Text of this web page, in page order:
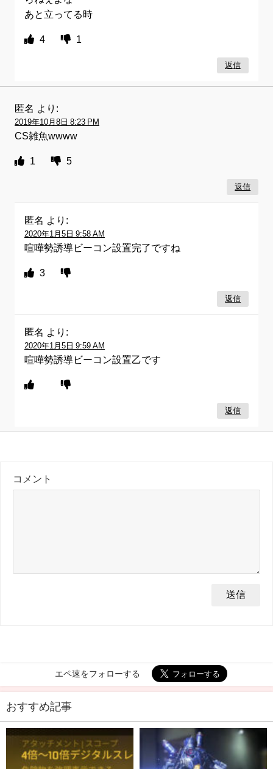
あと立ってる時
4 1
返信
匿名 より:
2019年10月8日 8:23 PM
CS雑魚wwww
1 5
返信
匿名 より:
2020年1月5日 9:58 AM
喧嘩勢誘導ビーコン設置完了ですね
3
返信
匿名 より:
2020年1月5日 9:59 AM
喧嘩勢誘導ビーコン設置乙です
返信
コメント
エペ速をフォローする
おすすめ記事